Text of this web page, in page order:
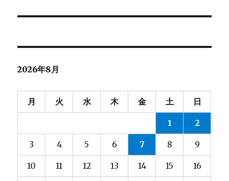
ー
ン
投
2026年8月
月 火 水 木 金 土 日
1 2
3 4 5 6 7 8 9
10 11 12 13 14 15 16